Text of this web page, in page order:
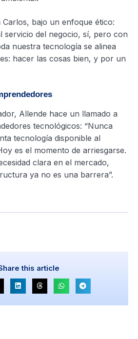
bajo un enfoque ético:
servicio del negocio, sí, pero con
nuestra tecnología se alinea
hacer las cosas bien, y por un
Allende hace un llamado a
tecnológicos: “Nunca
tecnología disponible al
es el momento de arriesgarse.
clara en el mercado,
ya no es una barrera”.
this article